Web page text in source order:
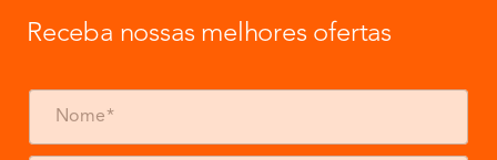
Receba nossas melhores ofertas